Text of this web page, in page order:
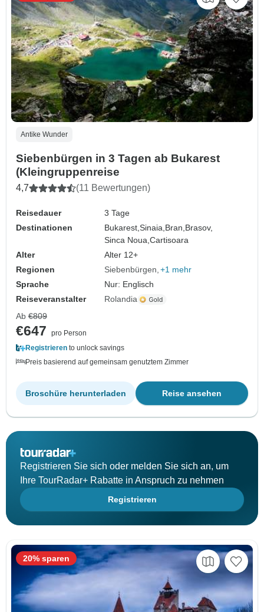
Antike Wunder
Siebenbürgen in 3 Tagen ab Bukarest
(Kleingruppenreise
4,7 (11 Bewertungen)
Reisedauer
3 Tage
Destinationen
Bukarest,Sinaia, Bran, Brasov,
Sinca Noua,Cartisoara
Alter
Alter 12+
Regionen
Siebenbürgen +1 mehr
Sprache
Nur: Englisch
Reiseveranstalter
Rolandia
Ab €809
€647
pro Person
Registrieren to unlock savings
Preis basierend auf gemeinsam genutztem Zimmer
Reise ansehen
Broschüre herunterladen
Registrieren Sie sich oder melden Sie sich an, um
Ihre TourRadar+ Rabatte in Anspruch zu nehmen
Registrieren
20% sparen